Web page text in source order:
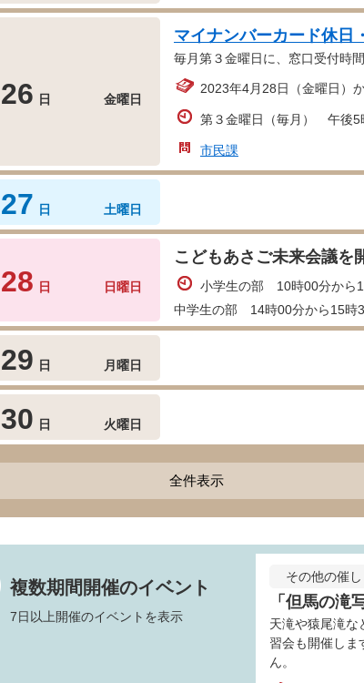
26 日 金曜日
マイナンバーカード休日
毎月第３金曜日に、窓口受付時
2023年4月28日（金曜日）
第３金曜日（毎月） 午後5
市民課
27 日 土曜日
28 日 日曜日
こどもあさご未来会議を
小学生の部 10時00分から
中学生の部 14時00分から15時
29 日 月曜日
30 日 火曜日
全件表示
複数期間開催のイベント
7日以上開催のイベントを表示
その他の催し
「但馬の滝
天滝や猿尾滝な
習会も開催しま
ん。